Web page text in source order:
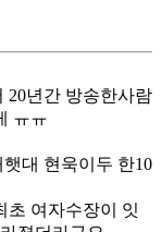
20년간 방송한사람
ㅠㅠ
대 현욱이두 한10
초 여자수장이 잇